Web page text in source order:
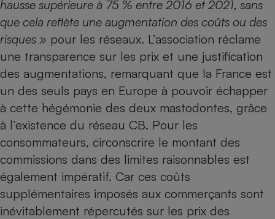
hausse supérieure à 75 % entre 2016 et 2021, sans
que cela reflète une augmentation des coûts ou des
risques » pour les réseaux. L’association réclame
une transparence sur les prix et une justification
des augmentations, remarquant que la France est
un des seuls pays en Europe à pouvoir échapper
à cette hégémonie des deux mastodontes, grâce
à l’existence du réseau CB. Pour les
consommateurs, circonscrire le montant des
commissions dans des limites raisonnables est
également impératif. Car ces coûts
supplémentaires imposés aux commerçants sont
inévitablement répercutés sur les prix des